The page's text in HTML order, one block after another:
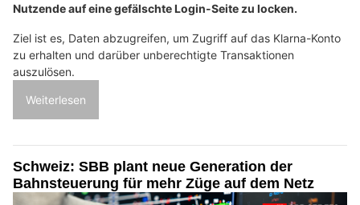
Nutzende auf eine gefälschte Login-Seite zu locken.
Ziel ist es, Daten abzugreifen, um Zugriff auf das Klarna-Konto
zu erhalten und darüber unberechtigte Transaktionen
auszulösen.
Weiterlesen
Schweiz: SBB plant neue Generation der
Bahnsteuerung für mehr Züge auf dem Netz